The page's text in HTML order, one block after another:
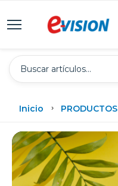
Inicio PRODUCTOS